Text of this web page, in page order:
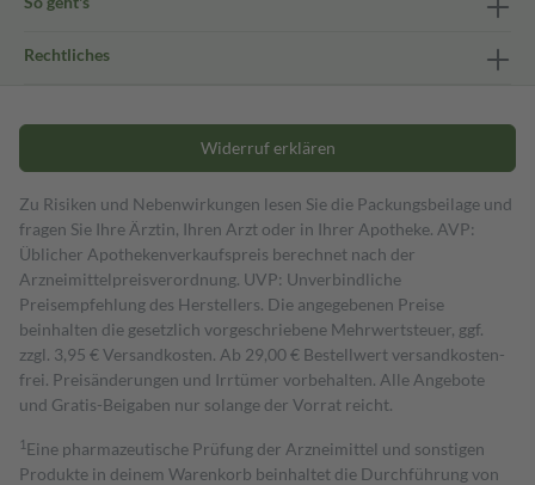
Rechtliches
Widerruf erklären
Zu Risiken und Nebenwirkungen lesen Sie die Packungsbeilage und
fragen Sie Ihre Ärztin, Ihren Arzt oder in Ihrer Apotheke. AVP:
Üblicher Apothekenverkaufspreis berechnet nach der
Arzneimittelpreisverordnung. UVP: Unverbindliche
Preisempfehlung des Herstellers. Die angegebenen Preise
beinhalten die gesetzlich vorgeschriebene Mehrwertsteuer, ggf.
zzgl. 3,95 € Versandkosten. Ab 29,00 € Bestell­wert versand­kosten­
frei. Preisänderungen und Irrtümer vorbehalten. Alle Angebote
und Gratis-Beigaben nur solange der Vorrat reicht.
1 Eine pharmazeutische Prüfung der Arzneimittel und sonstigen
Produkte in deinem Warenkorb beinhaltet die Durchführung von